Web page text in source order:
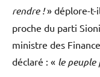
rendre !» déplore-t-
proche du parti
ministre des
déclaré : « le peuple